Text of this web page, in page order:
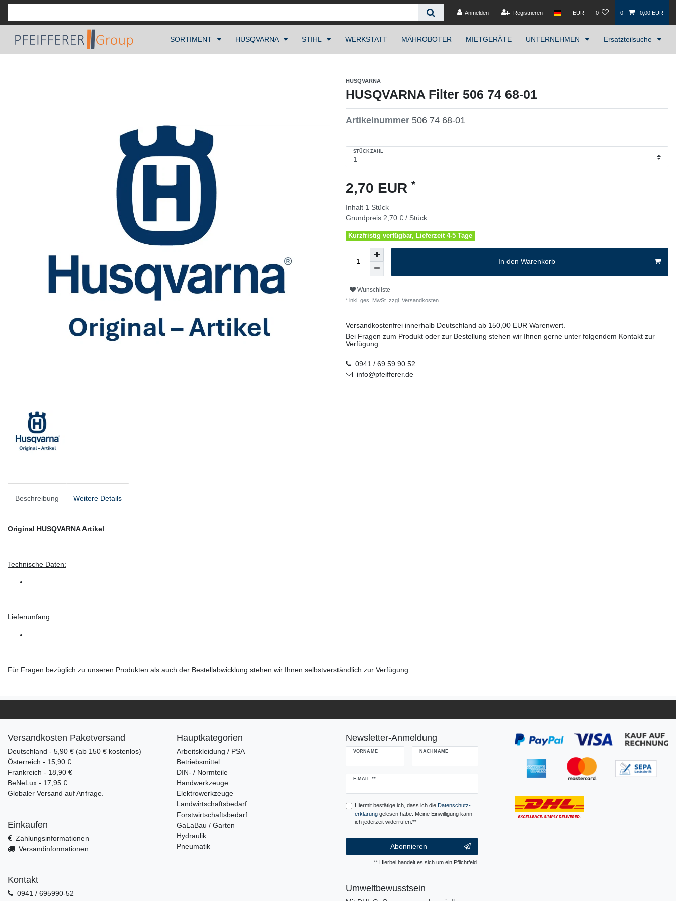
Anmelden Registrieren EUR 0 0 0,00 EUR
SORTIMENT HUSQVARNA STIHL WERKSTATT MÄHROBOTER MIETGERÄTE UNTERNEHMEN Ersatzteilsuche
HUSQVARNA
HUSQVARNA Filter 506 74 68-01
Artikelnummer 506 74 68-01
STÜCKZAHL
2,70 EUR *
Inhalt 1 Stück
Grundpreis 2,70 € / Stück
Kurzfristig verfügbar, Lieferzeit 4-5 Tage
In den Warenkorb
Wunschliste
* inkl. ges. MwSt. zzgl. Versandkosten
Versandkostenfrei innerhalb Deutschland ab 150,00 EUR Warenwert.
Bei Fragen zum Produkt oder zur Bestellung stehen wir Ihnen gerne unter folgendem Kontakt zur
Verfügung:
0941 / 69 59 90 52
info@pfeifferer.de
Beschreibung Weitere Details
Original HUSQVARNA Artikel
Technische Daten:
Lieferumfang:
Für Fragen bezüglich zu unseren Produkten als auch der Bestellabwicklung stehen wir Ihnen selbstverständlich zur Verfügung.
Versandkosten Paketversand
Deutschland - 5,90 € (ab 150 € kostenlos)
Österreich - 15,90 €
Frankreich - 18,90 €
BeNeLux - 17,95 €
Globaler Versand auf Anfrage.
Einkaufen
Zahlungsinformationen
Versandinformationen
Kontakt
0941 / 695990-52
Hauptkategorien
Arbeitskleidung / PSA
Betriebsmittel
DIN- / Normteile
Handwerkzeuge
Elektrowerkzeuge
Landwirtschaftsbedarf
Forstwirtschaftsbedarf
GaLaBau / Garten
Hydraulik
Pneumatik
Newsletter-Anmeldung
VORNAME NACHNAME
E-MAIL **
Newsletter
Hiermit bestätige ich, dass ich die Daten­schutz­
erklärunggelesen habe. Meine Einwilligung kann
ich jederzeit widerrufen.**
Abonnieren
** Hierbei handelt es sich um ein Pflichtfeld.
Umweltbewusstsein